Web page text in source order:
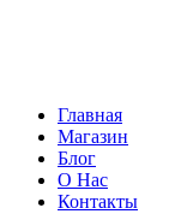
Главная
Магазин
Блог
О Нас
Контакты